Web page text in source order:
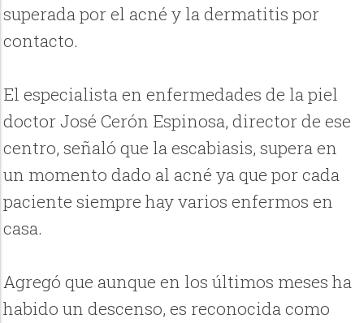
superada por el acné y la dermatitis por
contacto.
El especialista en enfermedades de la piel
doctor José Cerón Espinosa, director de ese
centro, señaló que la escabiasis, supera en
un momento dado al acné ya que por cada
paciente siempre hay varios enfermos en
casa.
Agregó que aunque en los últimos meses ha
habido un descenso, es reconocida como